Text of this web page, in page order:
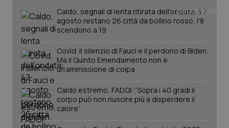
Caldo, segnali di lenta ritirata dell'ondata: il 7
agosto restano 26 città da bollino rosso, l'8
scendono a 19
Covid. Il silenzio di Fauci e il perdono di Biden.
Ma il Quinto Emendamento non è
un’ammissione di colpa
Caldo estremo, FADOI: “Sopra i 40 gradi il
corpo può non riuscire più a disperdere il
calore”